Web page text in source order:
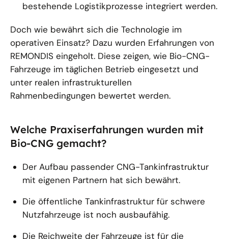
bestehende Logistikprozesse integriert werden.
Doch wie bewährt sich die Technologie im
operativen Einsatz? Dazu wurden Erfahrungen von
REMONDIS eingeholt. Diese zeigen, wie Bio-CNG-
Fahrzeuge im täglichen Betrieb eingesetzt und
unter realen infrastrukturellen
Rahmenbedingungen bewertet werden.
Welche Praxiserfahrungen wurden mit
Bio-CNG gemacht?
Der Aufbau passender CNG-Tankinfrastruktur
mit eigenen Partnern hat sich bewährt.
Die öffentliche Tankinfrastruktur für schwere
Nutzfahrzeuge ist noch ausbaufähig.
Die Reichweite der Fahrzeuge ist für die